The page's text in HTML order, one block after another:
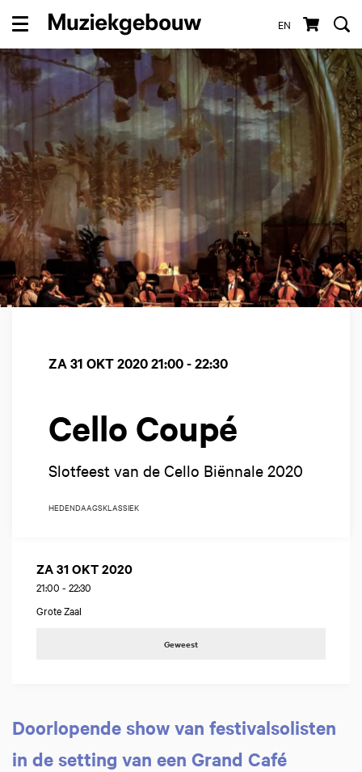
EN
Menu
Cello Coupé
Slotfeest van de Cello Biënnale 2020
ZA 31 OKT 202021:00 - 22:30
HEDENDAAGSKLASSIEK
ZA 31 OKT 2020
21:00 - 22:30
Grote Zaal
Geweest
Doorlopende show van festivalsolisten
in de setting van een Grand Café